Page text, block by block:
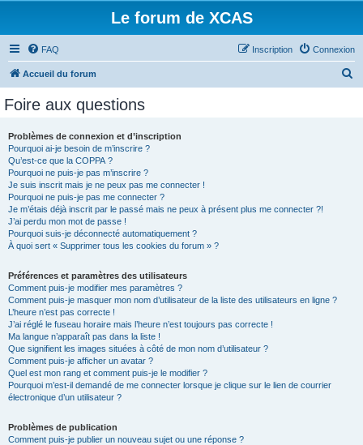
Le forum de XCAS
FAQ Connexion
Inscription
Accueil du forum
Foire aux questions
Problèmes de connexion et d’inscription
Pourquoi ai-je besoin de m’inscrire ?
Qu’est-ce que la COPPA ?
Pourquoi ne puis-je pas m’inscrire ?
Je suis inscrit mais je ne peux pas me connecter !
Pourquoi ne puis-je pas me connecter ?
Je m’étais déjà inscrit par le passé mais ne peux à présent plus me connecter ?!
J’ai perdu mon mot de passe !
Pourquoi suis-je déconnecté automatiquement ?
À quoi sert « Supprimer tous les cookies du forum » ?
Préférences et paramètres des utilisateurs
Comment puis-je modifier mes paramètres ?
Comment puis-je masquer mon nom d’utilisateur de la liste des utilisateurs en ligne ?
L’heure n’est pas correcte !
J’ai réglé le fuseau horaire mais l’heure n’est toujours pas correcte !
Ma langue n’apparaît pas dans la liste !
Que signifient les images situées à côté de mon nom d’utilisateur ?
Comment puis-je afficher un avatar ?
Quel est mon rang et comment puis-je le modifier ?
Pourquoi m’est-il demandé de me connecter lorsque je clique sur le lien de courrier
électronique d’un utilisateur ?
Problèmes de publication
Comment puis-je publier un nouveau sujet ou une réponse ?